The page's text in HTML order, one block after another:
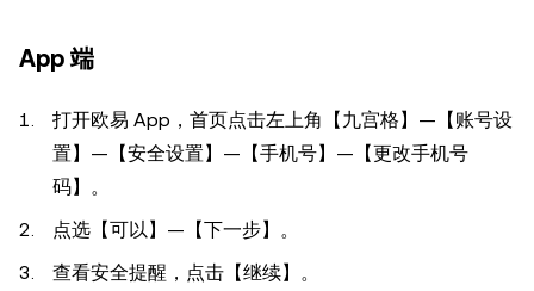
App 端
打开欧易 App，首页点击左上角【九宫格】—【账号设
置】—【安全设置】—【手机号】—【更改手机号
码】。
点选【可以】—【下一步】。
查看安全提醒，点击【继续】。